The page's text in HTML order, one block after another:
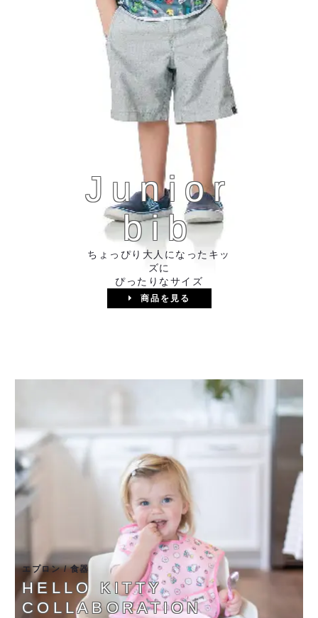
Junior
bib
ちょっぴり大人になったキッ
ズに
ぴったりなサイズ
商品を見る
エプロン / 食器
HELLO KITTY
COLLABORATION